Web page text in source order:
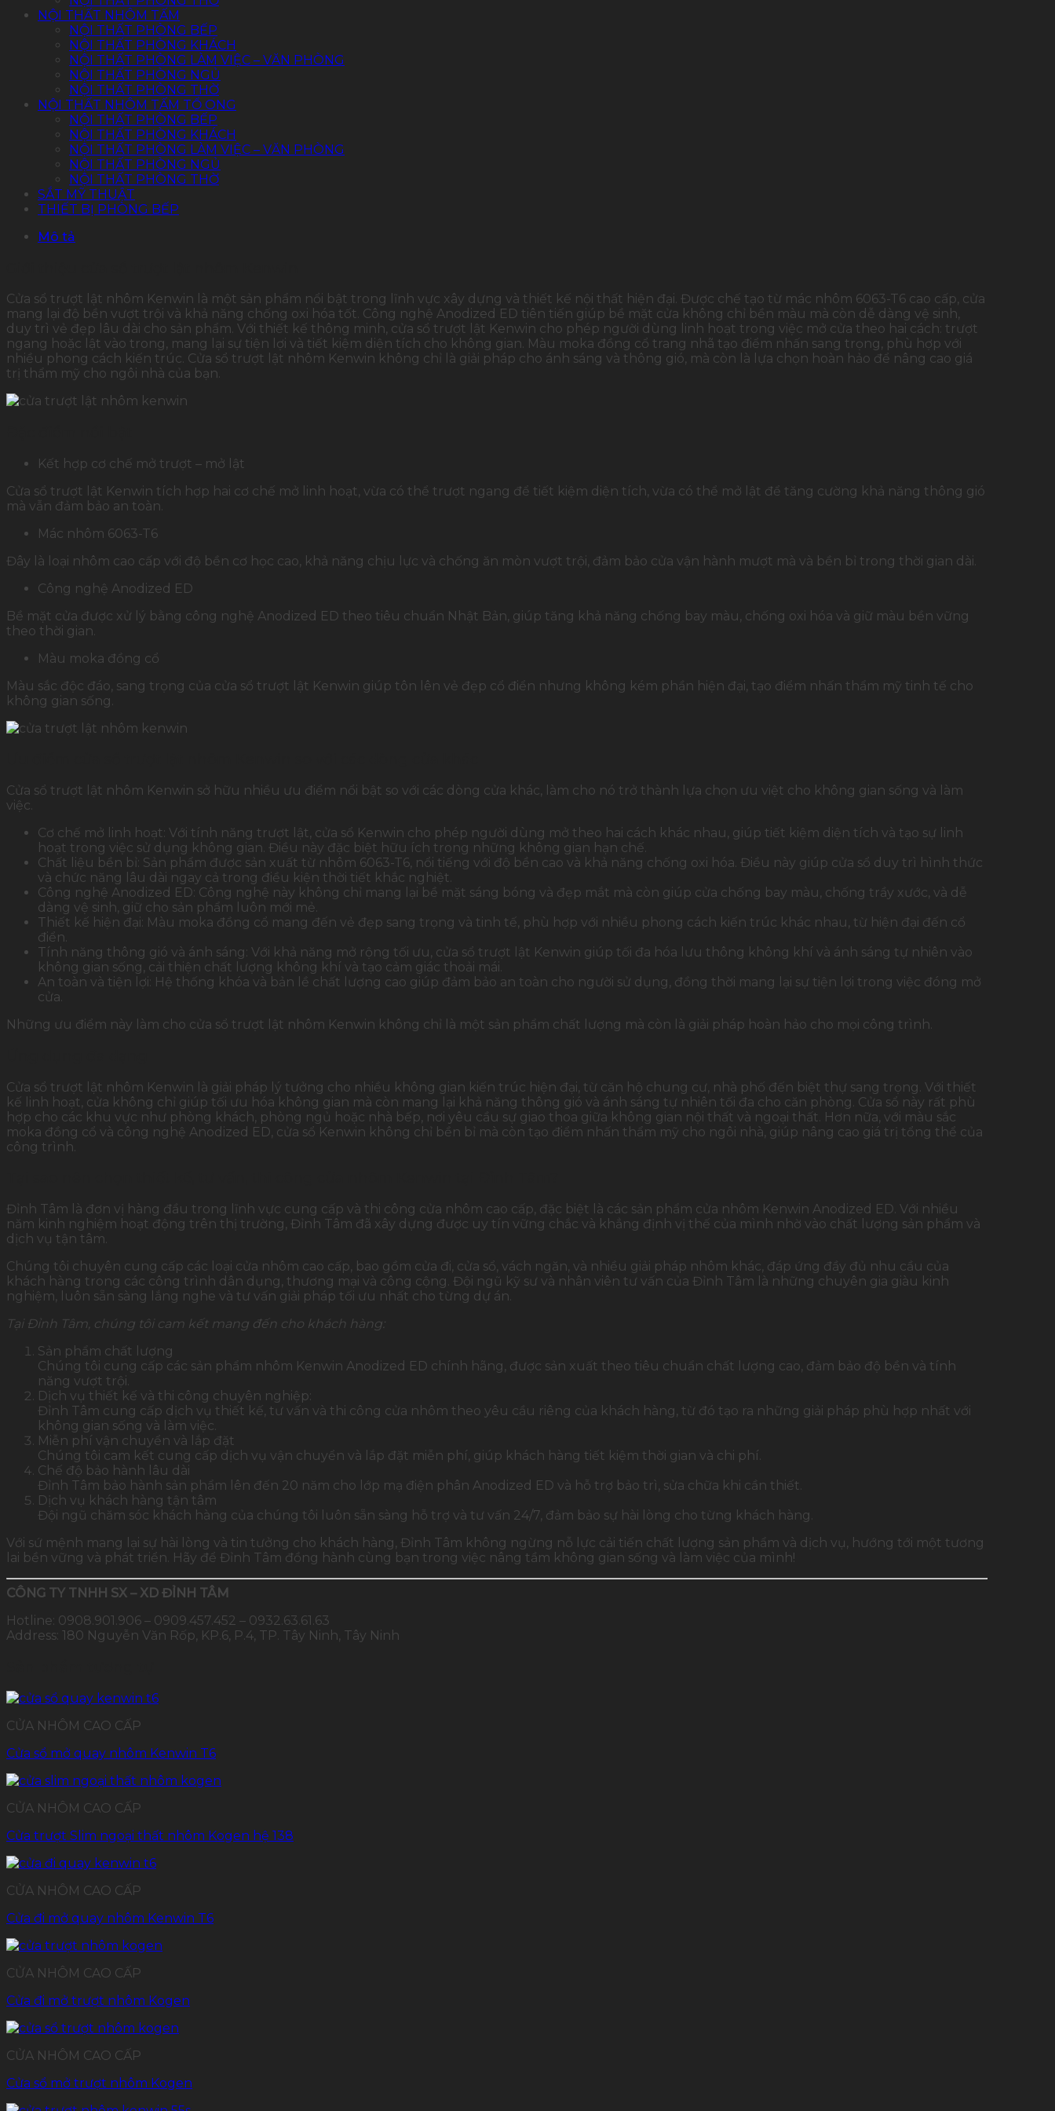
NỘI THẤT NHÔM TẤM
NỘI THẤT PHÒNG BẾP
NỘI THẤT PHÒNG KHÁCH
NỘI THẤT PHÒNG LÀM VIỆC – VĂN PHÒNG
NỘI THẤT PHÒNG NGỦ
NỘI THẤT PHÒNG THỜ
NỘI THẤT NHÔM TẤM TỔ ONG
NỘI THẤT PHÒNG BẾP
NỘI THẤT PHÒNG KHÁCH
NỘI THẤT PHÒNG LÀM VIỆC – VĂN PHÒNG
NỘI THẤT PHÒNG NGỦ
NỘI THẤT PHÒNG THỜ
SẮT MỸ THUẬT
THIẾT BỊ PHÒNG BẾP
Mô tả
Cửa sổ trượt lật nhôm Kenwin là một sản phẩm nổi bật trong lĩnh vực xây dựng và thiết kế nội thất hiện đại. Được chế tạo từ mác nhôm 6063-T6 cao cấp, cửa
mang lại độ bền vượt trội và khả năng chống oxi hóa tốt. Công nghệ Anodized ED tiên tiến giúp bề mặt cửa không chỉ bền màu mà còn dễ dàng vệ sinh,
duy trì vẻ đẹp lâu dài cho sản phẩm. Với thiết kế thông minh, cửa sổ trượt lật Kenwin cho phép người dùng linh hoạt trong việc mở cửa theo hai cách: trượt
ngang hoặc lật vào trong, mang lại sự tiện lợi và tiết kiệm diện tích cho không gian. Màu moka đồng cổ trang nhã tạo điểm nhấn sang trọng, phù hợp với
nhiều phong cách kiến trúc. Cửa sổ trượt lật nhôm Kenwin không chỉ là giải pháp cho ánh sáng và thông gió, mà còn là lựa chọn hoàn hảo để nâng cao giá
trị thẩm mỹ cho ngôi nhà của bạn.
Kết hợp cơ chế mở trượt – mở lật
Cửa sổ trượt lật Kenwin tích hợp hai cơ chế mở linh hoạt, vừa có thể trượt ngang để tiết kiệm diện tích, vừa có thể mở lật để tăng cường khả năng thông gió
mà vẫn đảm bảo an toàn.
Mác nhôm 6063-T6
Đây là loại nhôm cao cấp với độ bền cơ học cao, khả năng chịu lực và chống ăn mòn vượt trội, đảm bảo cửa vận hành mượt mà và bền bỉ trong thời gian dài.
Công nghệ Anodized ED
Bề mặt cửa được xử lý bằng công nghệ Anodized ED theo tiêu chuẩn Nhật Bản, giúp tăng khả năng chống bay màu, chống oxi hóa và giữ màu bền vững
theo thời gian.
Màu moka đồng cổ
Màu sắc độc đáo, sang trọng của cửa sổ trượt lật Kenwin giúp tôn lên vẻ đẹp cổ điển nhưng không kém phần hiện đại, tạo điểm nhấn thẩm mỹ tinh tế cho
không gian sống.
Cửa sổ trượt lật nhôm Kenwin sở hữu nhiều ưu điểm nổi bật so với các dòng cửa khác, làm cho nó trở thành lựa chọn ưu việt cho không gian sống và làm
việc.
Cơ chế mở linh hoạt: Với tính năng trượt lật, cửa sổ Kenwin cho phép người dùng mở theo hai cách khác nhau, giúp tiết kiệm diện tích và tạo sự linh
hoạt trong việc sử dụng không gian. Điều này đặc biệt hữu ích trong những không gian hạn chế.
Chất liệu bền bỉ: Sản phẩm được sản xuất từ nhôm 6063-T6, nổi tiếng với độ bền cao và khả năng chống oxi hóa. Điều này giúp cửa sổ duy trì hình thức
và chức năng lâu dài ngay cả trong điều kiện thời tiết khắc nghiệt.
Công nghệ Anodized ED: Công nghệ này không chỉ mang lại bề mặt sáng bóng và đẹp mắt mà còn giúp cửa chống bay màu, chống trầy xước, và dễ
dàng vệ sinh, giữ cho sản phẩm luôn mới mẻ.
Thiết kế hiện đại: Màu moka đồng cổ mang đến vẻ đẹp sang trọng và tinh tế, phù hợp với nhiều phong cách kiến trúc khác nhau, từ hiện đại đến cổ
điển.
Tính năng thông gió và ánh sáng: Với khả năng mở rộng tối ưu, cửa sổ trượt lật Kenwin giúp tối đa hóa lưu thông không khí và ánh sáng tự nhiên vào
không gian sống, cải thiện chất lượng không khí và tạo cảm giác thoải mái.
An toàn và tiện lợi: Hệ thống khóa và bản lề chất lượng cao giúp đảm bảo an toàn cho người sử dụng, đồng thời mang lại sự tiện lợi trong việc đóng mở
cửa.
Những ưu điểm này làm cho cửa sổ trượt lật nhôm Kenwin không chỉ là một sản phẩm chất lượng mà còn là giải pháp hoàn hảo cho mọi công trình.
Cửa sổ trượt lật nhôm Kenwin là giải pháp lý tưởng cho nhiều không gian kiến trúc hiện đại, từ căn hộ chung cư, nhà phố đến biệt thự sang trọng. Với thiết
kế linh hoạt, cửa không chỉ giúp tối ưu hóa không gian mà còn mang lại khả năng thông gió và ánh sáng tự nhiên tối đa cho căn phòng. Cửa sổ này rất phù
hợp cho các khu vực như phòng khách, phòng ngủ hoặc nhà bếp, nơi yêu cầu sự giao thoa giữa không gian nội thất và ngoại thất. Hơn nữa, với màu sắc
moka đồng cổ và công nghệ Anodized ED, cửa sổ Kenwin không chỉ bền bỉ mà còn tạo điểm nhấn thẩm mỹ cho ngôi nhà, giúp nâng cao giá trị tổng thể của
công trình.
Đỉnh Tâm là đơn vị hàng đầu trong lĩnh vực cung cấp và thi công cửa nhôm cao cấp, đặc biệt là các sản phẩm cửa nhôm Kenwin Anodized ED. Với nhiều
năm kinh nghiệm hoạt động trên thị trường, Đỉnh Tâm đã xây dựng được uy tín vững chắc và khẳng định vị thế của mình nhờ vào chất lượng sản phẩm và
dịch vụ tận tâm.
Chúng tôi chuyên cung cấp các loại cửa nhôm cao cấp, bao gồm cửa đi, cửa sổ, vách ngăn, và nhiều giải pháp nhôm khác, đáp ứng đầy đủ nhu cầu của
khách hàng trong các công trình dân dụng, thương mại và công cộng. Đội ngũ kỹ sư và nhân viên tư vấn của Đỉnh Tâm là những chuyên gia giàu kinh
nghiệm, luôn sẵn sàng lắng nghe và tư vấn giải pháp tối ưu nhất cho từng dự án.
Tại Đỉnh Tâm, chúng tôi cam kết mang đến cho khách hàng:
Sản phẩm chất lượng
Chúng tôi cung cấp các sản phẩm nhôm Kenwin Anodized ED chính hãng, được sản xuất theo tiêu chuẩn chất lượng cao, đảm bảo độ bền và tính
năng vượt trội.
Dịch vụ thiết kế và thi công chuyên nghiệp:
Đỉnh Tâm cung cấp dịch vụ thiết kế, tư vấn và thi công cửa nhôm theo yêu cầu riêng của khách hàng, từ đó tạo ra những giải pháp phù hợp nhất với
không gian sống và làm việc.
Miễn phí vận chuyển và lắp đặt
Chúng tôi cam kết cung cấp dịch vụ vận chuyển và lắp đặt miễn phí, giúp khách hàng tiết kiệm thời gian và chi phí.
Chế độ bảo hành lâu dài
Đỉnh Tâm bảo hành sản phẩm lên đến 20 năm cho lớp mạ điện phân Anodized ED và hỗ trợ bảo trì, sửa chữa khi cần thiết.
Dịch vụ khách hàng tận tâm
Đội ngũ chăm sóc khách hàng của chúng tôi luôn sẵn sàng hỗ trợ và tư vấn 24/7, đảm bảo sự hài lòng cho từng khách hàng.
Với sứ mệnh mang lại sự hài lòng và tin tưởng cho khách hàng, Đỉnh Tâm không ngừng nỗ lực cải tiến chất lượng sản phẩm và dịch vụ, hướng tới một tương
lai bền vững và phát triển. Hãy để Đỉnh Tâm đồng hành cùng bạn trong việc nâng tầm không gian sống và làm việc của mình!
CÔNG TY TNHH SX – XD ĐỈNH TÂM
Hotline: 0908.901.906 – 0909.457.452 – 0932.63.61.63
Address: 180 Nguyễn Văn Rốp, KP.6, P.4, TP. Tây Ninh, Tây Ninh
CỬA NHÔM CAO CẤP
Cửa sổ mở quay nhôm Kenwin T6
CỬA NHÔM CAO CẤP
Cửa trượt Slim ngoại thất nhôm Kogen hệ 138
CỬA NHÔM CAO CẤP
Cửa đi mở quay nhôm Kenwin T6
CỬA NHÔM CAO CẤP
Cửa đi mở trượt nhôm Kogen
CỬA NHÔM CAO CẤP
Cửa sổ mở trượt nhôm Kogen